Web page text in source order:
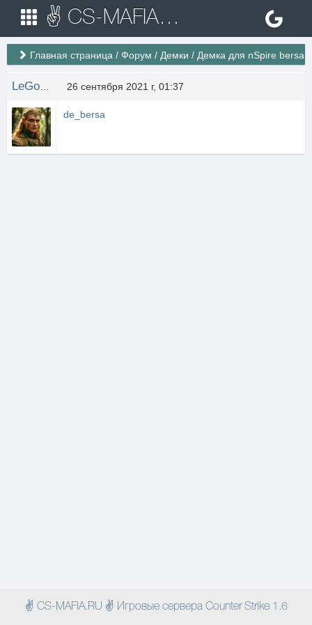
✌ CS-MAFIA.RU ✌ Игровые сервера Counter Strike 1.6
Главная страница / Форум / Демки / Демка для nSpire bersa
26 сентября 2021 г, 01:37
de_bersa
✌ CS-MAFIA.RU ✌ Игровые сервера Counter Strike 1.6